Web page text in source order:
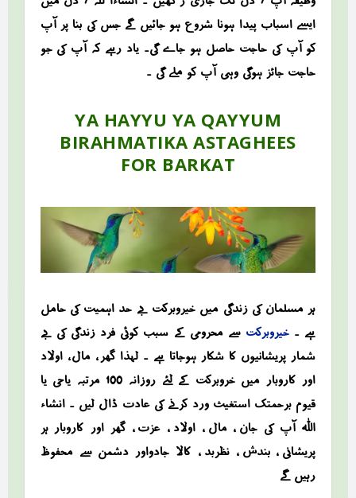
ایسے اسباب پیدا ہونا شروع ہو جائیں گے جس کی بنا پر آپ
کو آپ کی حاجت حاصل ہو جاے گی۔ یاد رہے کہ آپ کی جو
حاجت جائز ہوگی وہی آپ کو ملے گی ۔
YA HAYYU YA QAYYUM
BIRAHMATIKA ASTAGHEES
FOR BARKAT
ہر مسلمان کی زندگی میں خیروبرکت بے حد اہمیت کی حامل
ہے ۔ خیروبرکت سے محرومی کے سبب کوئی فرد زندگی کی بے
شمار پریشانیوں کا شکار ہوجاتا ہے ۔ لہذا گھر ، مال ، اولاد
اور کاروبار میں خروبرکت کے لئے روزانہ 100 مرتبہ یاحی یا
قیوم برحمتک استغیث ورد کرنے کی عادت ڈال لیں ۔ انشاء
اللہ آپ کی جان ، مال ، اولاد ، عزت ، گھر اور کاروبار ہر
پریشانی ، بندش ، نظربد ، کالا جادواور دشمن سے محفوظ
رہیں گے